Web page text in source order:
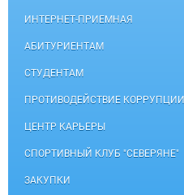
ИНТЕРНЕТ-ПРИЕМНАЯ
АБИТУРИЕНТАМ
СТУДЕНТАМ
ПРОТИВОДЕЙСТВИЕ КОРРУПЦИИ
ЦЕНТР КАРЬЕРЫ
СПОРТИВНЫЙ КЛУБ "СЕВЕРЯНЕ"
ЗАКУПКИ